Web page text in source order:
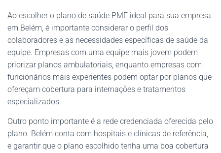
Ao escolher o plano de saúde PME ideal para sua empresa
em Belém, é importante considerar o perfil dos
colaboradores e as necessidades específicas de saúde da
equipe. Empresas com uma equipe mais jovem podem
priorizar planos ambulatoriais, enquanto empresas com
funcionários mais experientes podem optar por planos que
ofereçam cobertura para internações e tratamentos
especializados.
Outro ponto importante é a rede credenciada oferecida pelo
plano. Belém conta com hospitais e clínicas de referência,
e garantir que o plano escolhido tenha uma boa cobertura